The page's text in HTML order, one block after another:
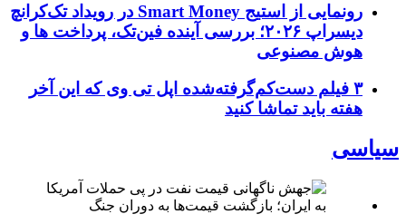
رونمایی از استیج Smart Money در رویداد تک‌کرانچ
دیسراپ ۲۰۲۶؛ بررسی آینده فین‌تک، پرداخت‌ ها و
هوش مصنوعی
۳ فیلم دست‌کم‌گرفته‌شده اپل تی وی که این آخر
هفته باید تماشا کنید
سیاسی